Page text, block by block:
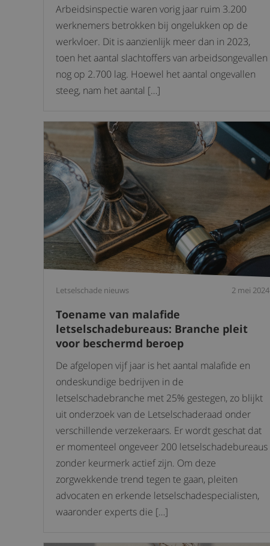
Arbeidsinspectie waren vorig jaar ruim 3.200
werknemers betrokken bij ongelukken op de
werkvloer. Dit is aanzienlijk meer dan in 2023,
toen het aantal slachtoffers van arbeidsongevallen
nog op 2.700 lag. Hoewel het aantal ongevallen
steeg, nam het aantal […]
Letselschade nieuws 2 mei 2024
Toename van malafide
letselschadebureaus: Branche pleit
voor beschermd beroep
De afgelopen vijf jaar is het aantal malafide en
ondeskundige bedrijven in de
letselschadebranche met 25% gestegen, zo blijkt
uit onderzoek van de Letselschaderaad onder
verschillende verzekeraars. Er wordt geschat dat
er momenteel ongeveer 200 letselschadebureaus
zonder keurmerk actief zijn. Om deze
zorgwekkende trend tegen te gaan, pleiten
advocaten en erkende letselschadespecialisten,
waaronder experts die […]